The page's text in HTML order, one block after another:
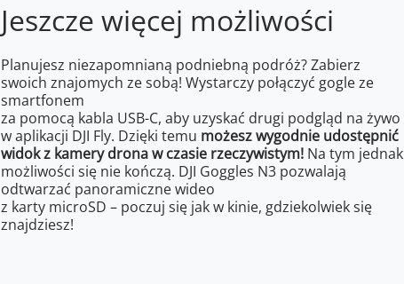
Jeszcze więcej możliwości
Planujesz niezapomnianą podniebną podróż? Zabierz
swoich znajomych ze sobą! Wystarczy połączyć gogle ze
smartfonem
za pomocą kabla USB-C, aby uzyskać drugi podgląd na żywo
w aplikacji DJI Fly. Dzięki temu możesz wygodnie udostępnić
widok z kamery drona w czasie rzeczywistym! Na tym jednak
możliwości się nie kończą. DJI Goggles N3 pozwalają
odtwarzać panoramiczne wideo
z karty microSD – poczuj się jak w kinie, gdziekolwiek się
znajdziesz!